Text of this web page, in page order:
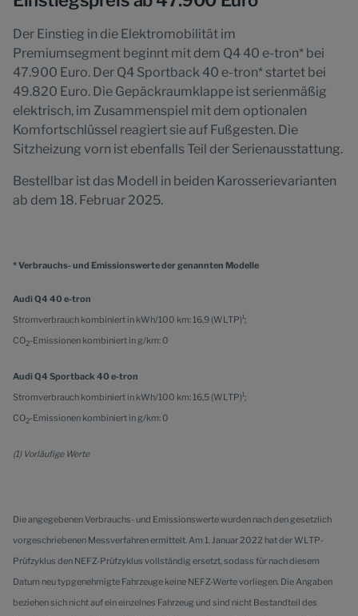
Der Einstieg in die Elektromobilität im
Premiumsegment beginnt mit dem Q4 40 e-tron* bei
47.900 Euro. Der Q4 Sportback 40 e-tron* startet bei
49.820 Euro. Die Gepäckraumklappe ist serienmäßig
elektrisch, im Zusammenspiel mit dem optionalen
Komfortschlüssel reagiert sie auf Fußgesten. Die
Sitzheizung vorn ist ebenfalls Teil der Serienausstattung.
Bestellbar ist das Modell in beiden Karosserievarianten
ab dem 18. Februar 2025.
* Verbrauchs- und Emissionswerte der genannten Modelle
Audi Q4 40 e-tron
Stromverbrauch kombiniert in kWh/100 km: 16,9 (WLTP)1;
CO2-Emissionen kombiniert in g/km: 0
Audi Q4 Sportback 40 e-tron
Stromverbrauch kombiniert in kWh/100 km: 16,5 (WLTP)1;
CO2-Emissionen kombiniert in g/km: 0
(1) Vorläufige Werte
Die angegebenen Verbrauchs- und Emissionswerte wurden nach den gesetzlich
vorgeschriebenen Messverfahren ermittelt. Am 1. Januar 2022 hat der WLTP-
Prüfzyklus den NEFZ-Prüfzyklus vollständig ersetzt, sodass für nach diesem
Datum neu typgenehmigte Fahrzeuge keine NEFZ-Werte vorliegen. Die Angaben
beziehen sich nicht auf ein einzelnes Fahrzeug und sind nicht Bestandteil des